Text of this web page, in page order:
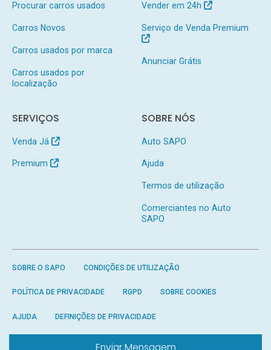
Enviar Mensagem
Procurar carros usados
Carros Novos
Carros usados por marca
Carros usados por
localização
Vender em 24h
Serviço de Venda Premium
Anunciar Grátis
SERVIÇOS
Venda Já
Premium
SOBRE NÓS
Auto SAPO
Ajuda
Termos de utilização
Comerciantes no Auto
SAPO
SOBRE O SAPO CONDIÇÕES DE UTILIZAÇÃO
POLÍTICA DE PRIVACIDADE RGPD SOBRE COOKIES
AJUDA DEFINIÇÕES DE PRIVACIDADE